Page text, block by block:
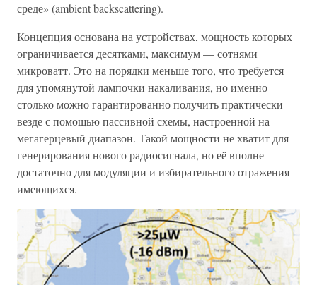
среде» (ambient backscattering).
Концепция основана на устройствах, мощность которых
ограничивается десятками, максимум — сотнями
микроватт. Это на порядки меньше того, что требуется
для упомянутой лампочки накаливания, но именно
столько можно гарантированно получить практически
везде с помощью пассивной схемы, настроенной на
мегагерцевый диапазон. Такой мощности не хватит для
генерирования нового радиосигнала, но её вполне
достаточно для модуляции и избирательного отражения
имеющихся.